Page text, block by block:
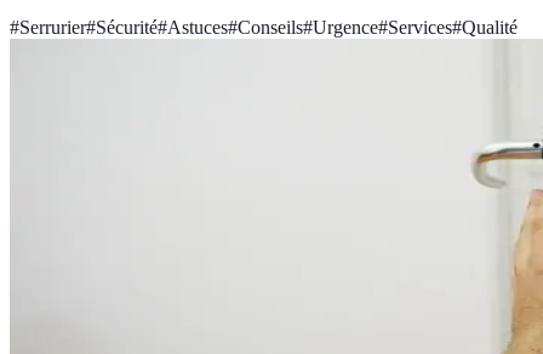
#Serrurier#Sécurité#Astuces#Conseils#Urgence#Services#Qualité